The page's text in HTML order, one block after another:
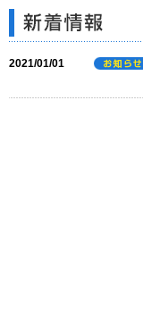
2021/01/01